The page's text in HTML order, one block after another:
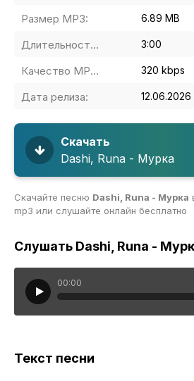
Размер MP3: 6.89 MB
Длительность MP3: 3:00
Качество MP3: 320 kbps
Дата релиза: 12.06.2026
Скачать
Dashi, Runa - Мурка
Скачайте песню Dashi, Runa - Мурка
mp3 или слушайте онлайн бесплатно
Слушать Dashi, Runa -
00:00
Текст песни